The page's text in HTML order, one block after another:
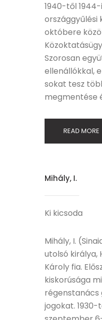
1940-től
országgyűlési
októbere
Szorosan
ellenállókkal,
sokat tesz
megmentése
READ MORE
Mihály, I.
Ki kicsoda
Mihály, I.
utolsó királya,
Károly fia.
kiskorúsága
régenstanács
jogokat. 1930-